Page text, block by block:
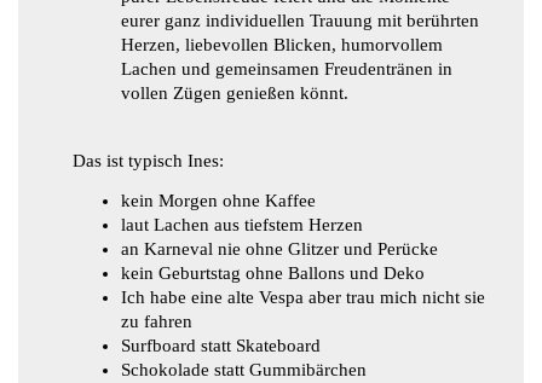
eurer ganz individuellen Trauung mit berührten
Herzen, liebevollen Blicken, humorvollem
Lachen und gemeinsamen Freudentränen in
vollen Zügen genießen könnt.
Das ist typisch Ines:
kein Morgen ohne Kaffee
laut Lachen aus tiefstem Herzen
an Karneval nie ohne Glitzer und Perücke
kein Geburtstag ohne Ballons und Deko
Ich habe eine alte Vespa aber trau mich nicht sie
zu fahren
Surfboard statt Skateboard
Schokolade statt Gummibärchen